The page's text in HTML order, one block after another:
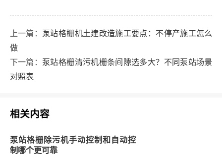
上一篇： 泵站格栅机土建改造施工要点：不停产施工怎么
做
下一篇： 泵站格栅清污机栅条间隙选多大？不同泵站场景
对照表
相关内容
泵站格栅除污机手动控制和自动控
制哪个更可靠